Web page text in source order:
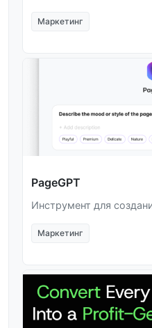
Маркетинг
PageGPT
Инструмент для
Маркетинг